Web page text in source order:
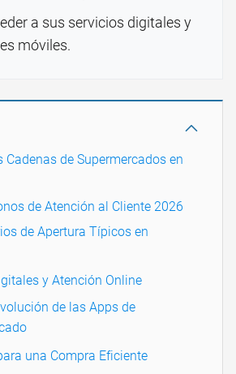
a sus servicios digitales y
móviles.
Cadenas de Supermercados en
de Atención al Cliente 2026
de Apertura Típicos en
y Atención Online
de las Apps de
una Compra Eficiente